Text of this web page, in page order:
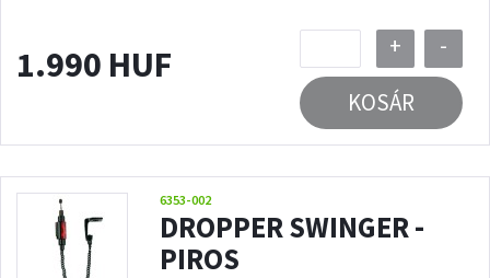
1.990 HUF +
-
KOSÁR
6353-002
DROPPER SWINGER -
PIROS